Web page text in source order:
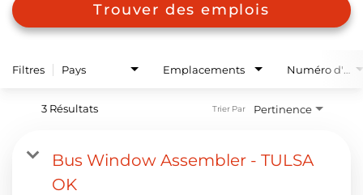
Trouver des emplois
Filtres Pays Emplacements Numéro d'usine
3 Résultats Pertinence
Trier Par
Bus Window Assembler - TULSA
OK